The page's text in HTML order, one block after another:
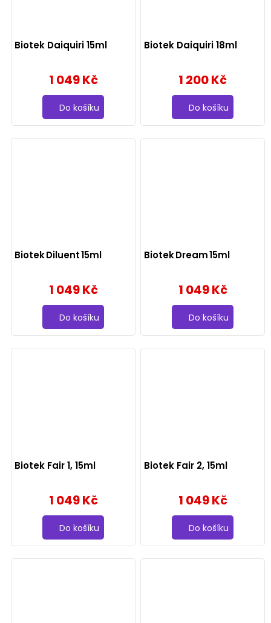
Biotek Daiquiri 15ml
1 049 Kč
Do košíku
Biotek Daiquiri 18ml
1 200 Kč
Do košíku
Biotek Diluent 15ml
1 049 Kč
Do košíku
Biotek Dream 15ml
1 049 Kč
Do košíku
Biotek Fair 1, 15ml
1 049 Kč
Do košíku
Biotek Fair 2, 15ml
1 049 Kč
Do košíku